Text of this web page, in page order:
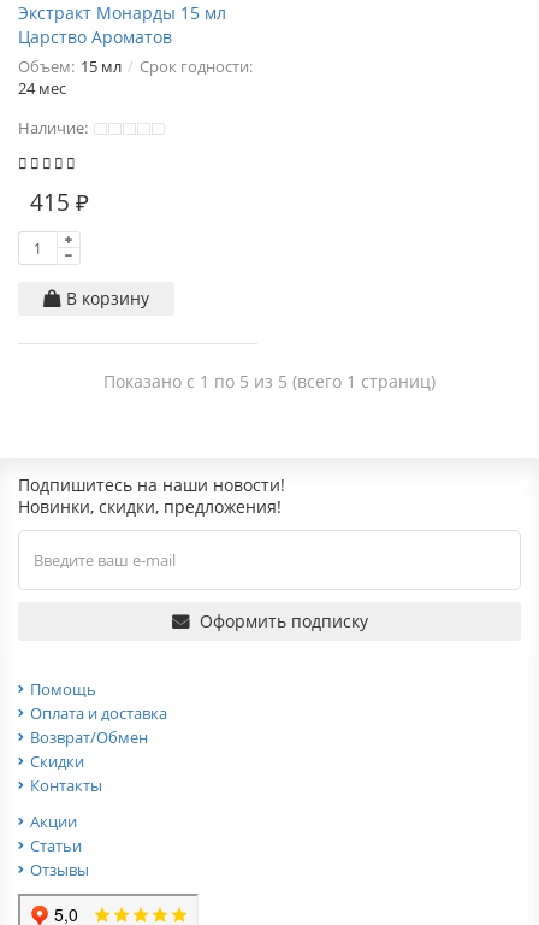
Экстракт Монарды 15 мл
Царство Ароматов
Объем: 15 мл
Срок годности:
24 мес
Наличие:
415 ₽
В корзину
Показано с 1 по 5 из 5 (всего 1 страниц)
Подпишитесь на наши новости!
Новинки, скидки, предложения!
Оформить подписку
Помощь
Оплата и доставка
Возврат/Обмен
Скидки
Контакты
Акции
Статьи
Отзывы